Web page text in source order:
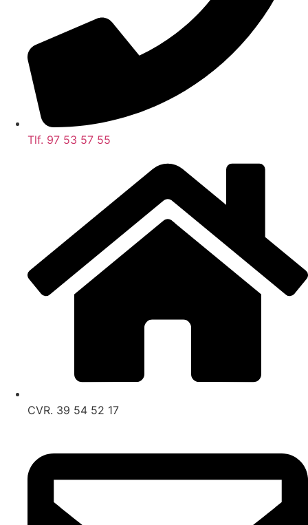
Tlf. 97 53 57 55
CVR. 39 54 52 17